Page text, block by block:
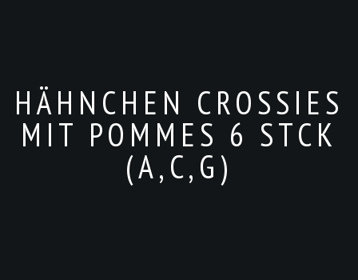
HÄHNCHEN CROSSIES
MIT POMMES 6 STCK
(A,C,G)